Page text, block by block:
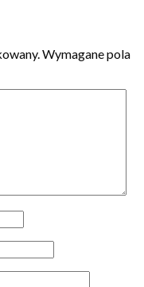
Wymagane pola